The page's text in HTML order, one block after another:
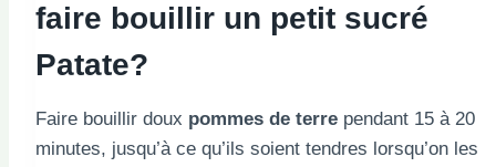
faire bouillir un petit sucré
Patate?
Faire bouillir doux pommes de terre pendant 15 à 20
minutes, jusqu’à ce qu’ils soient tendres lorsqu’on les